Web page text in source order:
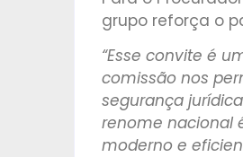
grupo reforça o
“Esse convite é
comissão nos
segurança
renome nacional
moderno e